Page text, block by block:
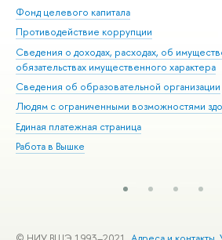
Фонд целевого капитала
Противодействие коррупции
Сведения о доходах, расходах, об
обязательствах имущественного характера
Сведения об образовательной организации
Людям с ограниченными возможностями
Единая платежная страница
Работа в Вышке